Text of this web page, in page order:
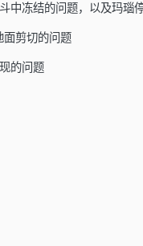
中冻结的问题，以及玛瑙
剪切的问题
的问题